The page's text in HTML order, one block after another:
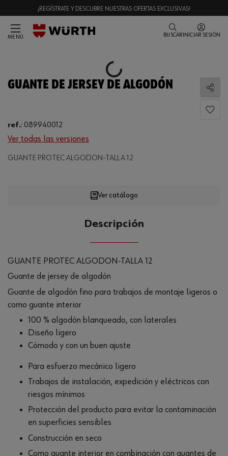
¡REGÍSTRATE Y DESCUBRE NUESTRAS OFERTAS EXCLUSIVAS!
MENÚ BUSCAR INICIAR SESIÓN
Loading...
GUANTE DE JERSEY DE ALGODÓN
ref.: 089940012
Ver todas las versiones
GUANTE PROTEC ALGODON-TALLA 12
Loading...
Ver catálogo
Descripción
GUANTE PROTEC ALGODON-TALLA 12
Guante de jersey de algodón
Guante de algodón fino para trabajos de montaje ligeros o
como guante interior
100 % algodón blanqueado, con laterales
Diseño ligero
Cómodo y con un buen ajuste
Para esfuerzo mecánico ligero
Trabajos de instalación, expedición y eléctricos con
riesgos mínimos
Protección del producto para evitar la contaminación
en superficies sensibles
Construcción en seco
Como guante interior en combinación con guantes de